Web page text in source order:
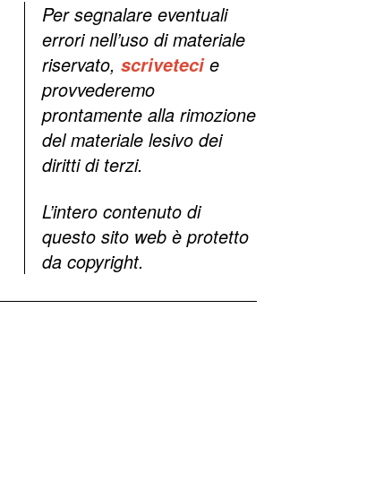
Per segnalare eventuali
errori nell’uso di materiale
riservato, scriveteci e
provvederemo
prontamente alla rimozione
del materiale lesivo dei
diritti di terzi.
L’intero contenuto di
questo sito web è protetto
da copyright.